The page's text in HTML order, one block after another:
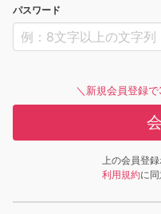
パスワード
＼新規会員登録
上の会員登
利用規約に